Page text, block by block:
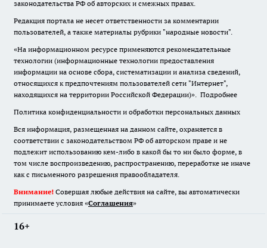
законодательства РФ об авторских и смежных правах.
Редакция портала не несет ответственности за комментарии
пользователей, а также материалы рубрики "народные новости".
«На информационном ресурсе применяются рекомендательные
технологии (информационные технологии предоставления
информации на основе сбора, систематизации и анализа сведений,
относящихся к предпочтениям пользователей сети "Интернет",
находящихся на территории Российской Федерации)». Подробнее
Политика конфиденциальности и обработки персональных данных
Вся информация, размещенная на данном сайте, охраняется в
соответствии с законодательством РФ об авторском праве и не
подлежит использованию кем-либо в какой бы то ни было форме, в
том числе воспроизведению, распространению, переработке не иначе
как с письменного разрешения правообладателя.
Внимание! Совершая любые действия на сайте, вы автоматически
принимаете условия «Cоглашения»
16+